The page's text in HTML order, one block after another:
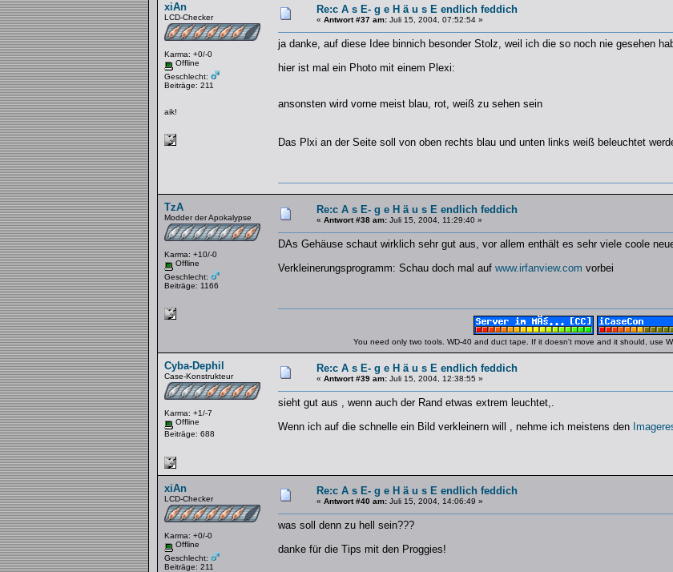
xiAn
LCD-Checker
Karma: +0/-0
Offline
Geschlecht:
Beiträge: 211
aik!
Re:c A s E- g e H ä u s E endlich feddich
« Antwort #37 am:Juli 15, 2004, 07:52:54 »
ja danke, auf diese Idee binnich besonder Stolz, weil ich die so noch nie gesehen
hier ist mal ein Photo mit einem Plexi:
ansonsten wird vorne meist blau, rot, weiß zu sehen sein
Das Plxi an der Seite soll von oben rechts blau und unten links weiß beleuchtet
TzA
Modder der Apokalypse
Karma: +10/-0
Offline
Geschlecht:
Beiträge: 1166
Re:c A s E- g e H ä u s E endlich feddich
« Antwort #38 am:Juli 15, 2004, 11:29:40 »
DAs Gehäuse schaut wirklich sehr gut aus, vor allem enthält es sehr viele coole
Verkleinerungsprogramm: Schau doch mal auf www.irfanview.com vorbei
You need only two tools. WD-40 and duct tape. If it doesn't move and it should, use
Cyba-Dephil
Case-Konstrukteur
Karma: +1/-7
Offline
Beiträge: 688
Re:c A s E- g e H ä u s E endlich feddich
« Antwort #39 am:Juli 15, 2004, 12:38:55 »
sieht gut aus , wenn auch der Rand etwas extrem leuchtet,.
Wenn ich auf die schnelle ein Bild verkleinern will , nehme ich meistens den
xiAn
LCD-Checker
Karma: +0/-0
Offline
Geschlecht:
Beiträge: 211
Re:c A s E- g e H ä u s E endlich feddich
« Antwort #40 am:Juli 15, 2004, 14:06:49 »
was soll denn zu hell sein???
danke für die Tips mit den Proggies!